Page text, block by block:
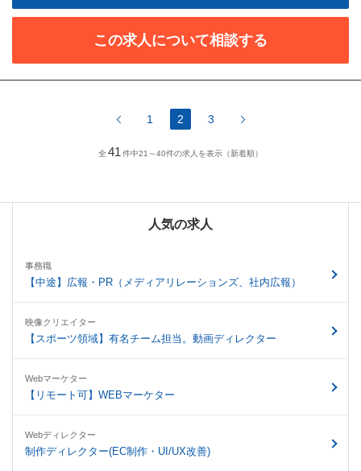
この求人について相談する
1 2 3
全41 件中21～40件の求人を表示（新着順）
人気の求人
事務職
【中途】広報・PR（メディアリレーションズ、社内広報）
映像クリエイター
【スポーツ領域】有名チーム担当。動画ディレクター
Webマーケター
【リモート可】WEBマーケター
Webディレクター
制作ディレクター(EC制作・UI/UX改善)